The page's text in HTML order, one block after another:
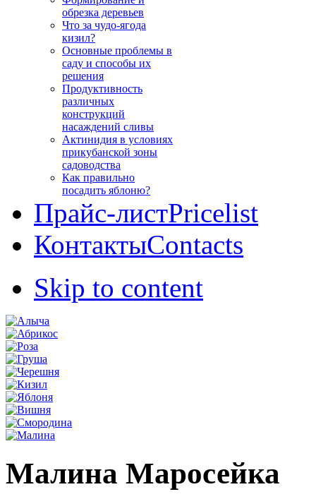
обрезка деревьев
Что за чудо-ягода
кизил?
Основные проблемы в
саду и способы их
решения
Продуктивность
различных
конструкций
насаждений сливы
Актинидия в условиях
прикубанской зоны
садоводства
Как правильно
посадить яблоню?
Прайс-листPricelist
КонтактыContacts
Skip to content
Малина Маросейка